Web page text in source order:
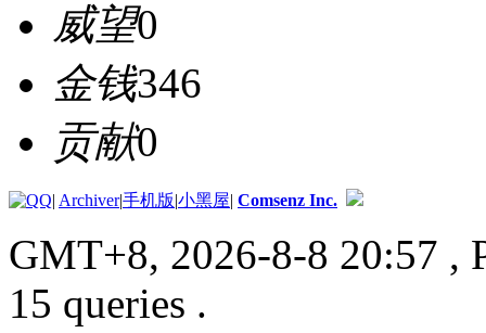
威望0
金钱346
贡献0
| Archiver|手机版|小黑屋| Comsenz Inc.
GMT+8, 2026-8-8 20:57 ,
15 queries .